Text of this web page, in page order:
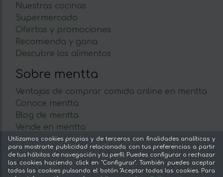
Nuestras cocinas
Supermercado
Ofertas y promociones
Recomienda y gana
Descubre los alimentos
Sobre mentta
Ventajas de comprar comida online en mentta
Conoce mentta
Blog de mentta
Vende en mentta
Fidelización
Preguntas frecuentes
Legal
Utilizamos cookies propias y de terceros con finalidades analíticas y
para mostrarte publicidad relacionada con tus preferencias a partir
de tus hábitos de navegación y tu perfil. Puedes configurar o rechazar
las cookies haciendo click en "Configurar". También puedes aceptar
todas las cookies pulsando el botón "Aceptar todas las cookies. Para